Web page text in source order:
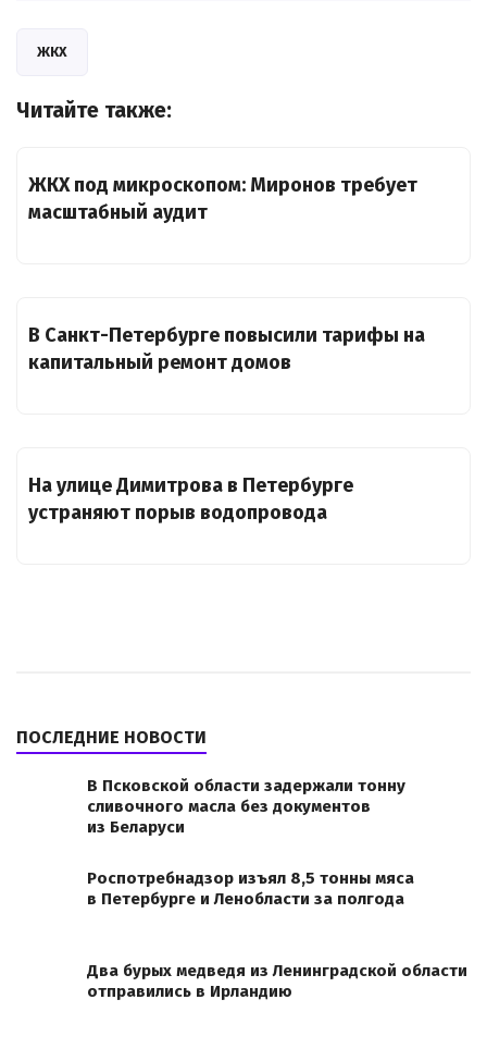
ЖКХ
Читайте также:
ЖКХ под микроскопом: Миронов требует
масштабный аудит
В Санкт-Петербурге повысили тарифы на
капитальный ремонт домов
На улице Димитрова в Петербурге
устраняют порыв водопровода
ПОСЛЕДНИЕ НОВОСТИ
В Псковской области задержали тонну
сливочного масла без документов
из Беларуси
Роспотребнадзор изъял 8,5 тонны мяса
в Петербурге и Ленобласти за полгода
Два бурых медведя из Ленинградской области
отправились в Ирландию